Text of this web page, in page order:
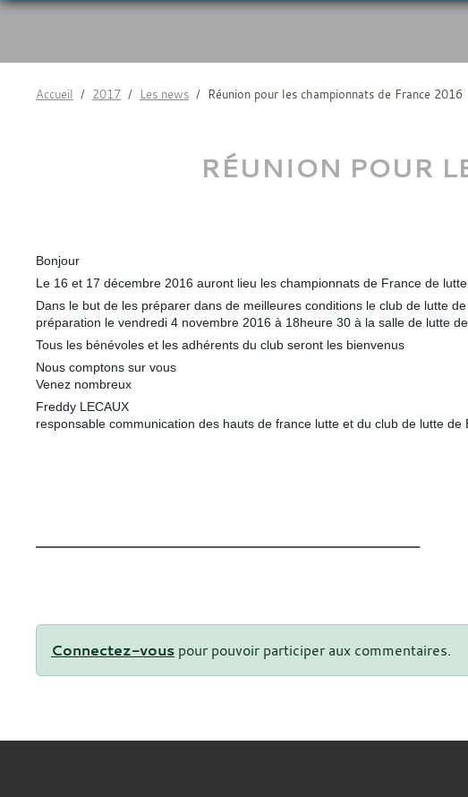
Accueil 2017 Les news Réunion pour les championnats de France 2016
RÉUNION POUR
Bonjour
Le 16 et 17 décembre 2016 auront lieu les championnats de France de
Dans le but de les préparer dans de meilleures conditions le club de lutte
préparation le vendredi 4 novembre 2016 à 18heure 30 à la salle de lutte
Tous les bénévoles et les adhérents du club seront les bienvenus
Nous comptons sur vous
Venez nombreux
Freddy LECAUX
responsable communication des hauts de france lutte et du club de lutte de
Connectez-vous pour pouvoir participer aux commentaires.